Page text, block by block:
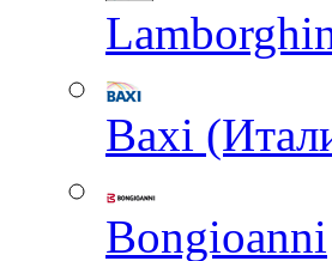
Baxi
Вongioanni